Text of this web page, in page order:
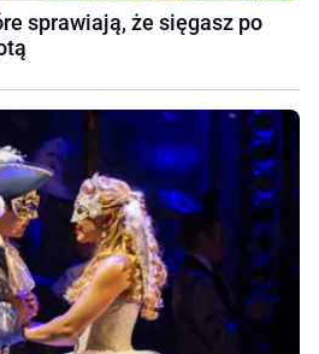
sprawiają, że sięgasz po